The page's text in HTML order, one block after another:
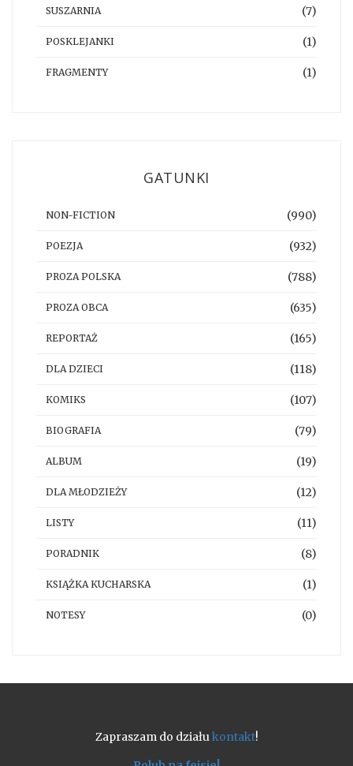
SUSZARNIA (7)
POSKLEJANKI (1)
FRAGMENTY (1)
GATUNKI
NON-FICTION (990)
POEZJA (932)
PROZA POLSKA (788)
PROZA OBCA (635)
REPORTAŻ (165)
DLA DZIECI (118)
KOMIKS (107)
BIOGRAFIA (79)
ALBUM (19)
DLA MŁODZIEŻY (12)
LISTY (11)
PORADNIK (8)
KSIĄŻKA KUCHARSKA (1)
NOTESY (0)
Zapraszam do działukontakt!